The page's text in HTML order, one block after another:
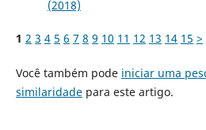
(2018)
1 2 3 4 5 6 7 8 9 10 11 12 13 14 15 >
Você também pode iniciar uma
similaridadepara este artigo.